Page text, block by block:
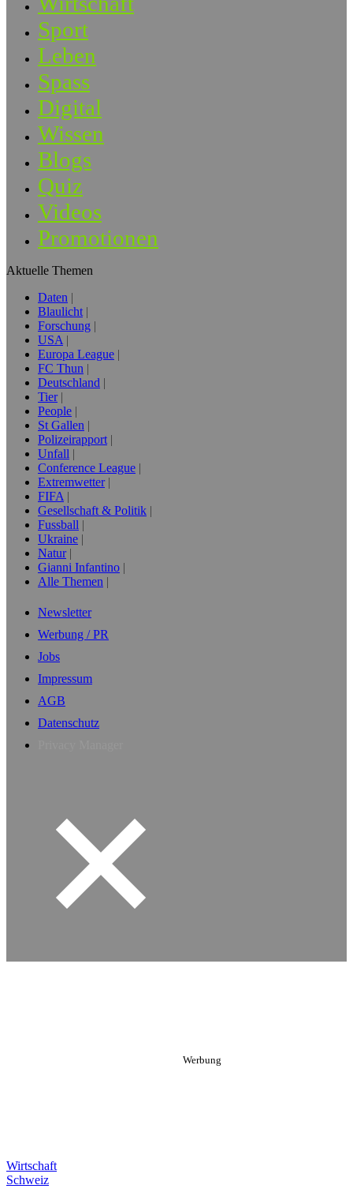
Sport
Leben
Spass
Digital
Wissen
Blogs
Quiz
Videos
Promotionen
Aktuelle Themen
Daten
Blaulicht
Forschung
USA
Europa League
FC Thun
Deutschland
Tier
People
St Gallen
Polizeirapport
Unfall
Conference League
Extremwetter
FIFA
Gesellschaft & Politik
Fussball
Ukraine
Natur
Gianni Infantino
Alle Themen
Newsletter
Werbung / PR
Jobs
Impressum
AGB
Datenschutz
Wirtschaft
Schweiz